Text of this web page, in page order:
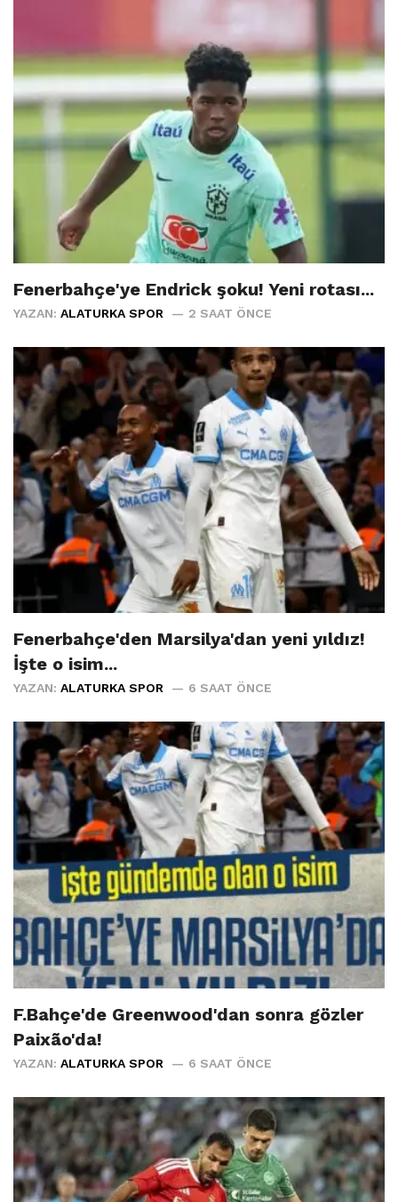
Fenerbahçe'ye Endrick şoku! Yeni rotası...
YAZAN: ALATURKA SPOR 2 SAAT ÖNCE
Fenerbahçe'den Marsilya'dan yeni yıldız!
İşte o isim...
YAZAN: ALATURKA SPOR 6 SAAT ÖNCE
F.Bahçe'de Greenwood'dan sonra gözler
Paixão'da!
YAZAN: ALATURKA SPOR 6 SAAT ÖNCE